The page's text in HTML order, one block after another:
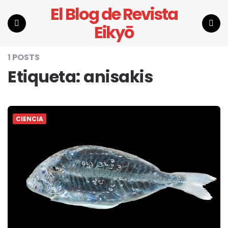
El Blog de Revista
Eikyō
1 POSTS
Etiqueta:anisakis
CIENCIA